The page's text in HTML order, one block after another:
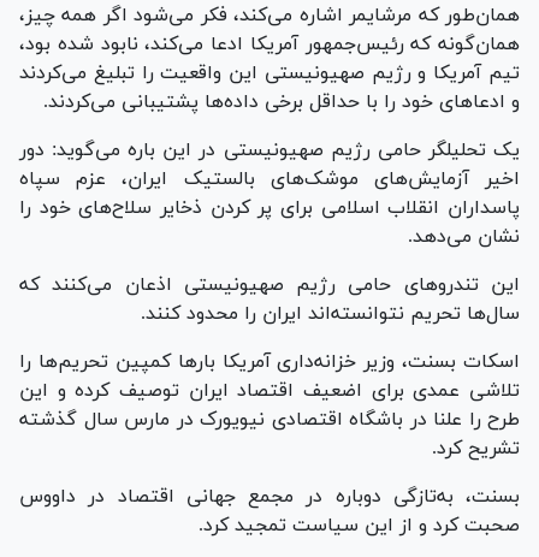
همان‌طور که مرشایمر ​​اشاره می‌کند، فکر می‌شود اگر همه چیز،
همان‌گونه که رئیس‌جمهور آمریکا ادعا می‌کند، نابود شده بود،
تیم آمریکا و رژیم صهیونیستی این واقعیت را تبلیغ می‌کردند
و ادعا‌های خود را با حداقل برخی داده‌ها پشتیبانی می‌کردند.
یک تحلیلگر حامی رژیم صهیونیستی در این باره می‌گوید: دور
اخیر آزمایش‌های موشک‌های بالستیک ایران، عزم سپاه
پاسداران انقلاب اسلامی برای پر کردن ذخایر سلاح‌های خود را
نشان می‌دهد.
این تندرو‌های حامی رژیم صهیونیستی اذعان می‌کنند که
سال‌ها تحریم نتوانسته‌‌اند ایران را محدود کنند.
اسکات بسنت، وزیر خزانه‌داری آمریکا بار‌ها کمپین تحریم‌ها را
تلاشی عمدی برای اضعیف اقتصاد ایران توصیف کرده و این
طرح را علنا در باشگاه اقتصادی نیویورک در مارس سال گذشته
تشریح کرد.
بسنت، به‌تازگی دوباره در مجمع جهانی اقتصاد در داووس
صحبت کرد و از این سیاست تمجید کرد.